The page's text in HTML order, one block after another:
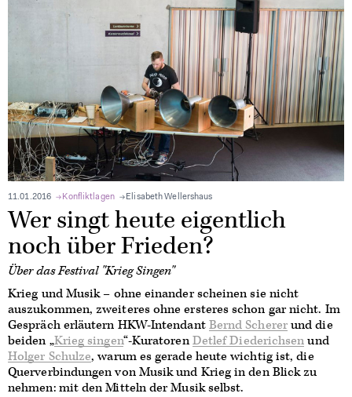
11.01.2016 Konfliktlagen Elisabeth Wellershaus
Wer singt heute eigentlich
noch über Frieden?
Über das Festival "Krieg Singen"
Krieg und Musik – ohne einander scheinen sie nicht
auszukommen, zweiteres ohne ersteres schon gar nicht. Im
Gespräch erläutern HKW-IntendantBernd Schererund die
beiden „Krieg singen“-KuratorenDetlef Diederichsenund
Holger Schulze, warum es gerade heute wichtig ist, die
Querverbindungen von Musik und Krieg in den Blick zu
nehmen: mit den Mitteln der Musik selbst.